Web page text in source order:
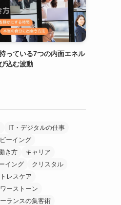
っている7つの内面エネル
込む波動
IT・デジタルの仕事
ーイング
き方
キャリア
イング
クリスタル
レスケア
ーストーン
ランスの集客術